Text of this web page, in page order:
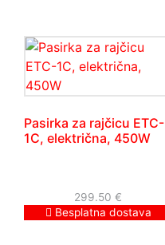
Pasirka za rajčicu ETC-
1C, električna, 450W
299.50€
Besplatna dostava